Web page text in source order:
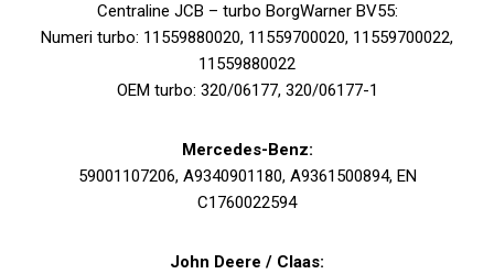
Centraline JCB – turbo BorgWarner BV55:
Numeri turbo: 11559880020, 11559700020, 11559700022,
11559880022
OEM turbo: 320/06177, 320/06177-1
Mercedes-Benz:
59001107206, A9340901180, A9361500894, EN
C1760022594
John Deere / Claas: